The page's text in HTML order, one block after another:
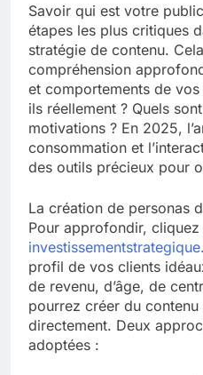
Savoir qui est votre
étapes les plus critiques
stratégie de contenu.
compréhension
et comportements de
ils réellement ? Quels
motivations ? En 2025,
consommation et
des outils précieux pour
La création de personas
Pour approfondir, cliquez
profil de vos clients
de revenu, d’âge, de
pourrez créer du
directement. Deux
adoptées :